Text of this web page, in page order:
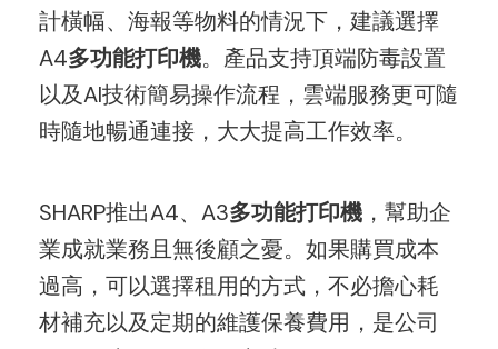
計橫幅、海報等物料的情況下，建議選擇
A4多功能打印機。產品支持頂端防毒設置
以及AI技術簡易操作流程，雲端服務更可隨
時隨地暢通連接，大大提高工作效率。
SHARP推出A4、A3多功能打印機 ，幫助企
業成就業務且無後顧之憂。如果購買成本
過高，可以選擇租用的方式，不必擔心耗
材補充以及定期的維護保養費用，是公司